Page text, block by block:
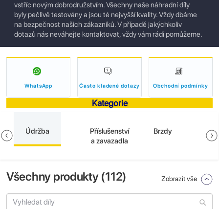
vstříc novým dobrodružstvím. Všechny naše náhradní díly
byly pečlivě testovány a jsou té nejvyšší kvality. Vždy dbáme
na bezpečnost našich zákazníků. V případě jakýchkoliv
dotazů nás neváhejte kontaktovat, vždy vám rádi pomůžeme.
WhatsApp Často kladené dotazy Obchodní podmínky
Kategorie
Údržba
Příslušenství
a zavazadla
Brzdy
Všechny produkty (112) Zobrazit vše